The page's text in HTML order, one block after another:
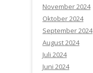
November 2024
Oktober 2024
September 2024
August 2024
Juli 2024
Juni 2024